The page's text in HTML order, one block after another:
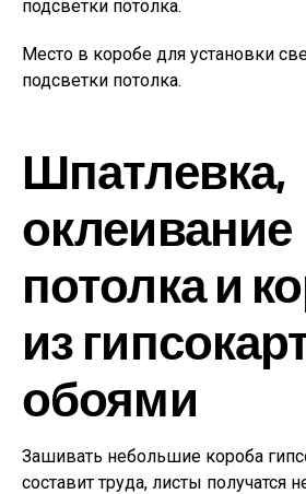
Место в коробе для установки
подсветки потолка.
Шпатлевка,
оклеивание
потолка и
из
обоями
Зашивать небольшие короба
составит труда, листы получатся